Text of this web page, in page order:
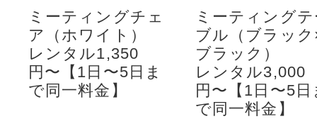
ミーティングチェ
ア（ホワイト）
レンタル1,350
円〜【1日〜5日ま
で同一料金】
ミーティング
ブル（ブラッ
ブラック）
レンタル3,000
円〜【1日〜5日
で同一料金】